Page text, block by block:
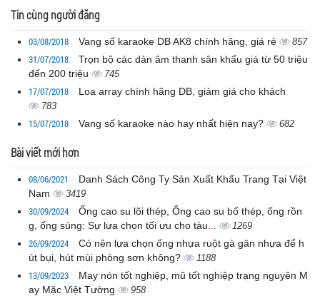
Tin cùng người đăng
03/08/2018 Vang số karaoke DB AK8 chính hãng, giá rẻ 857
31/07/2018
Trọn bộ các dàn âm thanh sân khấu giá từ 50 triệu
đến 200 triệu
745
17/07/2018 Loa array chính hãng DB, giảm giá cho khách
783
15/07/2018 Vang số karaoke nào hay nhất hiện nay? 682
Bài viết mới hơn
08/06/2021
Danh Sách Công Ty Sản Xuất Khẩu Trang Tại Việt
Nam
3419
30/09/2024
Ống cao su lõi thép, Ống cao su bố thép, ống rồn
g, ống sùng: Sự lựa chọn tối ưu cho tàu...
1269
26/09/2024
Có nên lựa chọn ống nhựa ruột gà gân nhựa để h
út bụi, hút mùi phòng sơn không?
1188
13/09/2023
May nón tốt nghiệp, mũ tốt nghiệp trạng nguyên M
ay Mặc Việt Tường
958